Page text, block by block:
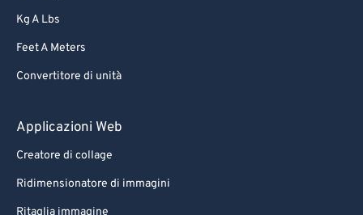
Kg A Lbs
Feet A Meters
Convertitore di unità
Applicazioni Web
Creatore di collage
Ridimensionatore di immagini